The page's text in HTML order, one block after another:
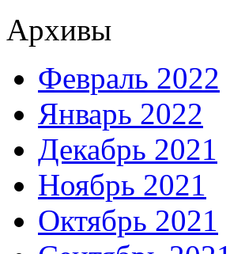
Архивы
Февраль 2022
Январь 2022
Декабрь 2021
Ноябрь 2021
Октябрь 2021